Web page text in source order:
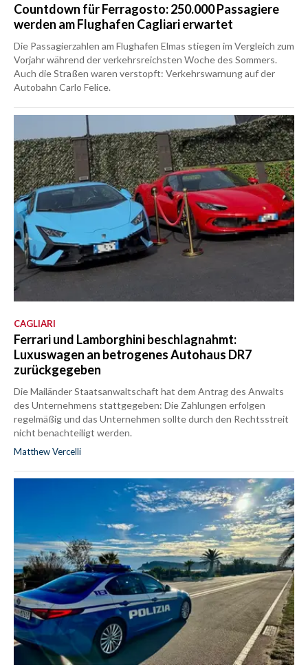
Countdown für Ferragosto: 250.000 Passagiere
werden am Flughafen Cagliari erwartet
Die Passagierzahlen am Flughafen Elmas stiegen im Vergleich zum
Vorjahr während der verkehrsreichsten Woche des Sommers.
Auch die Straßen waren verstopft: Verkehrswarnung auf der
Autobahn Carlo Felice.
CAGLIARI
Ferrari und Lamborghini beschlagnahmt:
Luxuswagen an betrogenes Autohaus DR7
zurückgegeben
Die Mailänder Staatsanwaltschaft hat dem Antrag des Anwalts
des Unternehmens stattgegeben: Die Zahlungen erfolgen
regelmäßig und das Unternehmen sollte durch den Rechtsstreit
nicht benachteiligt werden.
Matthew Vercelli